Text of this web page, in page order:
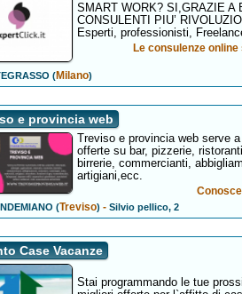
SMART WORK? SI,GRAZIE A
CONSULENTI PIU’
Esperti, professionisti,
Le consulenze
(Milano)
e provincia web
Treviso e provincia web serve
offerte su bar, pizzerie,
birrerie, commercianti,
artigiani,ecc.
(Treviso) -Silvio pellico, 2
Case Vacanze
Stai programmando le tue